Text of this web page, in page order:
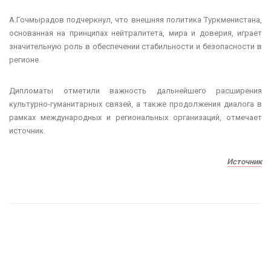
А.Гочмырадов подчеркнул, что внешняя политика Туркменистана,
основанная на принципах нейтралитета, мира и доверия, играет
значительную роль в обеспечении стабильности и безопасности в
регионе.
Дипломаты отметили важность дальнейшего расширения
культурно-гуманитарных связей, а также продолжения диалога в
рамках международных и региональных организаций, отмечает
источник.
Источник